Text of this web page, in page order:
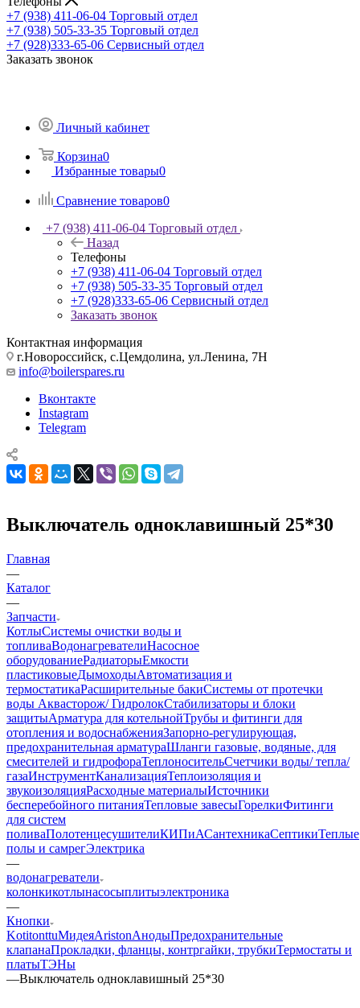
+7 (938) 411-06-04 Торговый отдел
+7 (938) 505-33-35 Торговый отдел
+7 (928)333-65-06 Сервисный отдел
Заказать звонок
Личный кабинет
Корзина0
Избранные товары0
Сравнение товаров0
+7 (938) 411-06-04 Торговый отдел
Назад
Телефоны
+7 (938) 411-06-04 Торговый отдел
+7 (938) 505-33-35 Торговый отдел
+7 (928)333-65-06 Сервисный отдел
Заказать звонок
Контактная информация
г.Новороссийск, с.Цемдолина, ул.Ленина, 7Н
info@boilerspares.ru
Вконтакте
Instagram
Telegram
Выключатель одноклавишный 25*30
Главная
—
Каталог
—
Запчасти
КотлыСистемы очистки воды и
топливаВодонагревателиНасосное
оборудованиеРадиаторыЕмкости
пластиковыеДымоходыАвтоматизация и
термостатикаРасширительные бакиСистемы от протечки
воды Аквасторож/ ГидролокСтабилизаторы и блоки
защитыАрматура для котельнойТрубы и фитинги для
отопления и водоснабженияЗапорно-регулирующая,
предохранительная арматураШланги газовые, водяные, для
смесителей и гидрофораТеплоносительСчетчики воды/ тепла/
газаИнструментКанализацияТеплоизоляция и
звукоизоляцияРасходные материалыИсточники
бесперебойного питанияТепловые завесыГорелкиФитинги
для систем
поливаПолотенцесушителиКИПиАСантехникаСептикиТеплые
полы и самрегЭлектрика
—
водонагреватели
колонкикотлынасосыплитыэлектроника
—
Кнопки
KotitonttuМидеяAristonАнодыПредохранительные
клапанаПрокладки, фланцы, контргайки, трубкиТермостаты и
платыТЭНы
—Выключатель одноклавишный 25*30